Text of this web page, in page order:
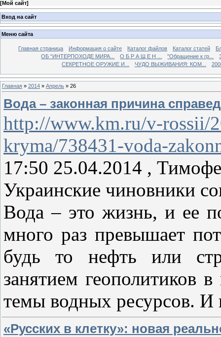
[Мой сайт]
Вход на сайт
Меню сайта
Главная страница Информация о сайте Каталог файлов Каталог статей
ОБ “ИНТЕРПОХОДЕ МИРА...
О Б Р А Щ Е Н ... "Обращение к гр...
СЕКРЕТНОЕ ОРУЖИЕ И...
ЧУДО ВЫЖИВАНИЯ: КОМ...
Главная » 2014 » Апрель » 26
Вода – законная причина
http://www.km.ru/v-rossii/
kryma/738431-voda-
17:50 25.04.2014 ,
Украинские чиновники
Вода – это жизнь, и ее
много раз превышает
будь то нефть или
занятием геополитиков
темы водных ресурсов. И
«Русских в клетку»: новая